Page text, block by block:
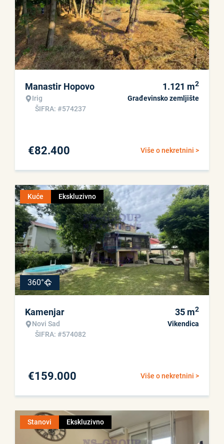
Manastir Hopovo
Irig
ŠIFRA: #574237
1.121 m2
Građevinsko zemljište
Više o nekretnini >
€82.400
Kuće Ekskluzivno
360°
Kamenjar
Novi Sad
ŠIFRA: #574082
35 m2
Vikendica
Više o nekretnini >
€159.000
Stanovi Ekskluzivno